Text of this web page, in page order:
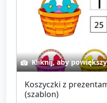
Kliknij, aby
Koszyczki z
(szablon)